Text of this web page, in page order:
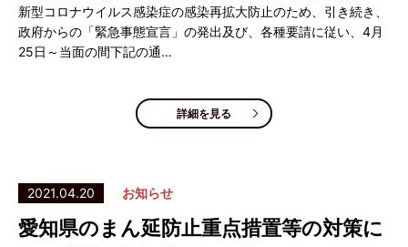
新型コロナウイルス感染症の感染再拡大防止のため、引き続き、
政府からの「緊急事態宣言」の発出及び、各種要請に従い、4月
25日～当面の間下記の通…
詳細を見る
2021.04.20 お知らせ
愛知県のまん延防止重点措置等の対策に